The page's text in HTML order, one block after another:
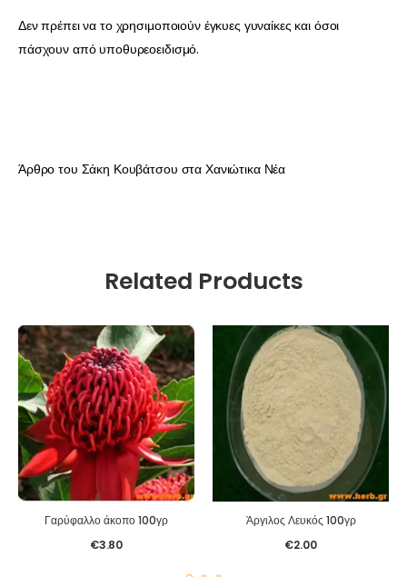
Δεν πρέπει να το χρησιμοποιούν έγκυες γυναίκες και όσοι
πάσχουν από υποθυρεοειδισμό.
Άρθρο του Σάκη Κουβάτσου στα Χανιώτικα Νέα
Related Products
Γαρύφαλλο άκοπο 100γρ
€3.80
Άργιλος Λευκός 100γρ
€2.00